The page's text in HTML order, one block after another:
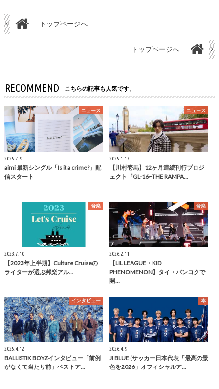
トップページへ
トップページへ
RECOMMEND こちらの記事も人気です。
ニュース
2025.7.9
aimi 最新シングル「Is it a crime?」配
信スタート
ニュース
2025.1.17
【川村壱馬】12ヶ月連続刊行プロジ
ェクト『GL-16~THE RAMPA…
音楽
2023.7.10
【2023年上半期】Culture Cruiseの
ライターが選ぶ邦楽アル…
音楽
2026.2.11
【LIL LEAGUE・KID
PHENOMENON】タイ・バンコクで
開…
インタビュー
2025.4.12
BALLISTIK BOYZインタビュー「前例
がなくて当たり前」ベストア…
本
2026.4.9
JI BLUE (サッカー日本代表「最高の景
色を2026」オフィシャルア…